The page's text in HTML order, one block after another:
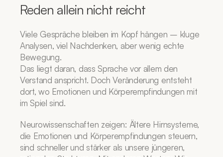
Reden allein nicht reicht
Viele Gespräche bleiben im Kopf hängen – kluge
Analysen, viel Nachdenken, aber wenig echte
Bewegung.
Das liegt daran, dass Sprache vor allem den
Verstand anspricht. Doch Veränderung entsteht
dort, wo Emotionen und Körperempfindungen mit
im Spiel sind.
Neurowissenschaften zeigen: Ältere Hirnsysteme,
die Emotionen und Körperempfindungen steuern,
sind schneller und stärker als unsere jüngeren,